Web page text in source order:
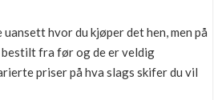
hvor du kjøper det hen, men på
bestilt fra før og de er veldig
priser på hva slags skifer du vil